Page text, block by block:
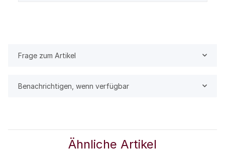
Frage zum Artikel
Benachrichtigen, wenn verfügbar
Ähnliche Artikel